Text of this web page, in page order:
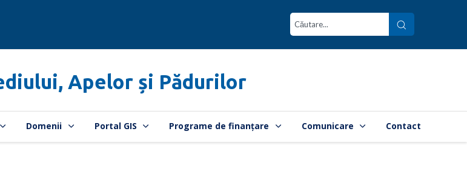
Apelor și Pădurilor
Domenii Portal GIS Programe de finanțare Comunicare Contact